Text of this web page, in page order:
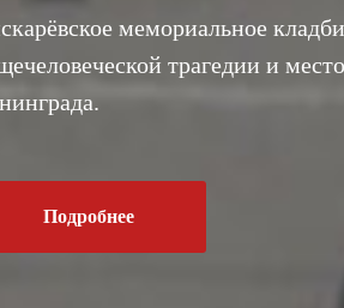
мемориальное
трагедии и
Подробнее